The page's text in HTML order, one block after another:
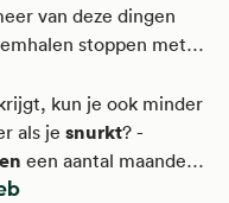
ergens bij te houden.
van deze dingen
stoppen met
of liggen veel
slaap-apneu bij
uw kind met
de keel-neus-
slaap-apneu
kun je ook minder
als je snurkt? -
een aantal maanden.
? Bespreek het met je